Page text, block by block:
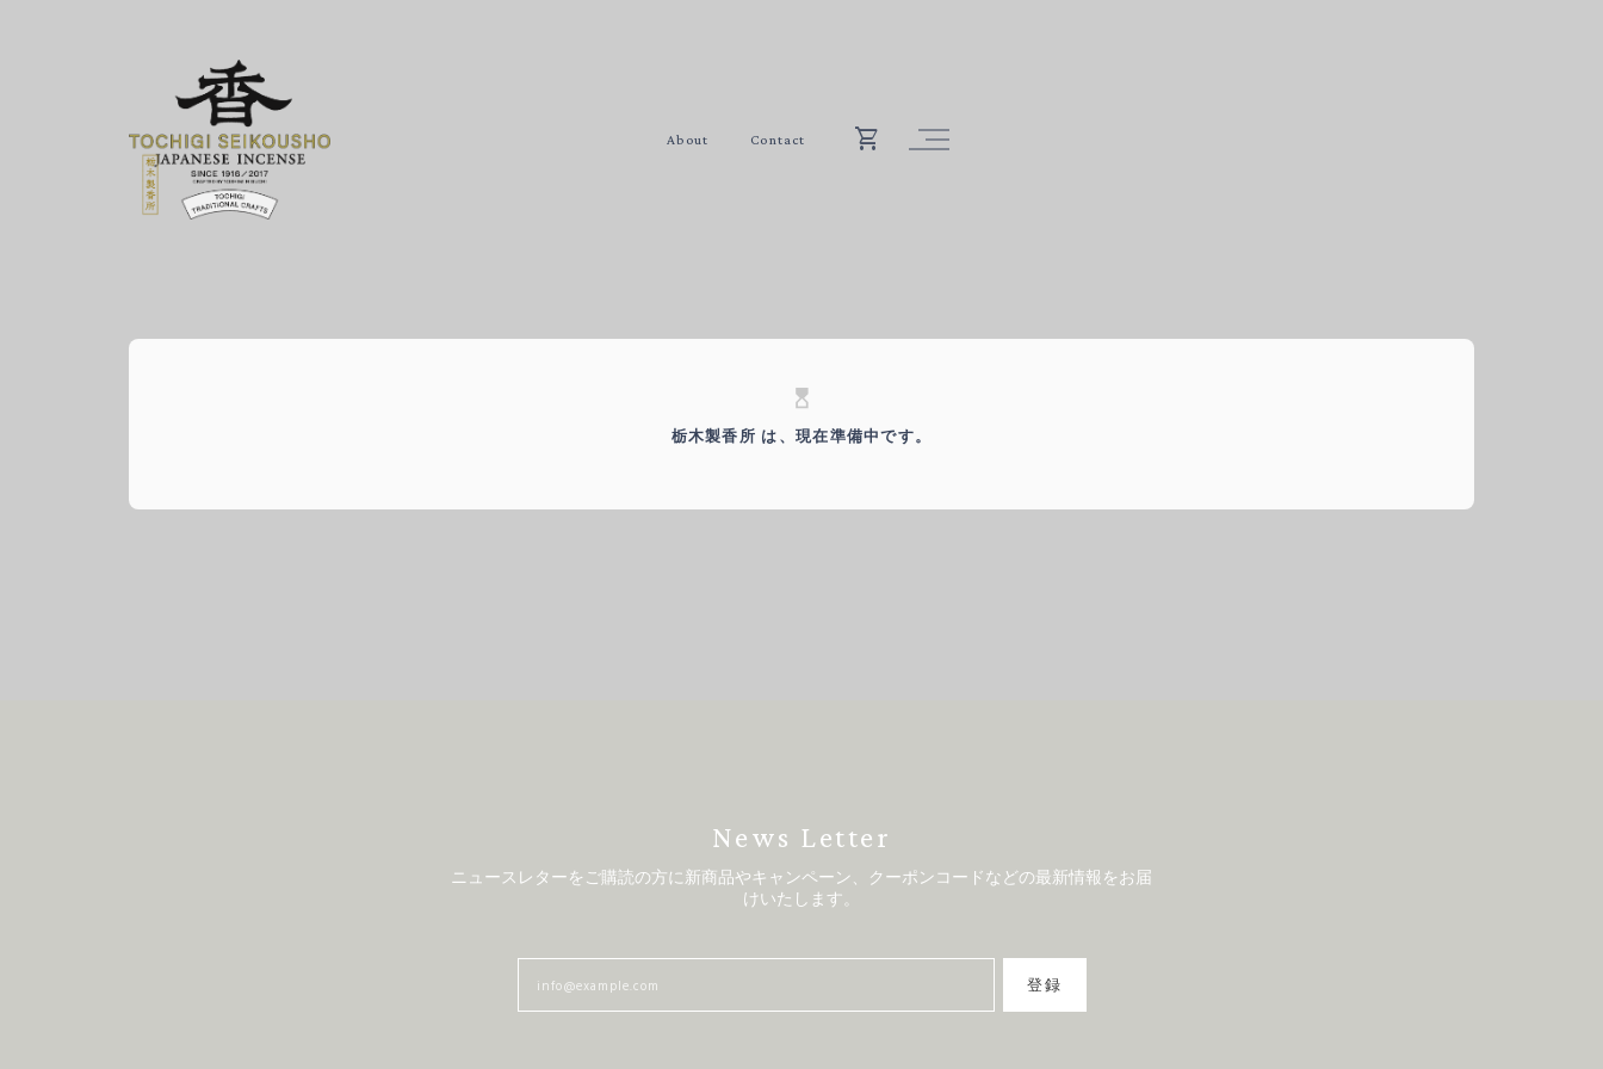
About Contact
hourglass_top
栃木製香所 は、現在準備中です。
News Letter
ニュースレターをご購読の方に新商品やキャンペーン、クーポンコードなどの最新情報をお届
けいたします。
登録